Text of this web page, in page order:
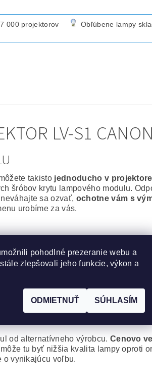
000 projektorov Obľúbene lampy
LV-S1
takisto jednoducho v
šróbov krytu lampového modulu.
sa ozvať, ochotne vám s
urobíme za vás.
zaobstarať. Výbojka aj montážny
.
Kvalitná originálna výbojka od
s montážnym modulom od
od alternatívneho výrobcu. Cenovo
tu byť nižšia kvalita lampy oproti
o vynikajúcu voľbu.
pohodlné prezeranie webu a
zlepšovali jeho funkcie, výkon a
ODMIETNUŤ SÚHLASÍM